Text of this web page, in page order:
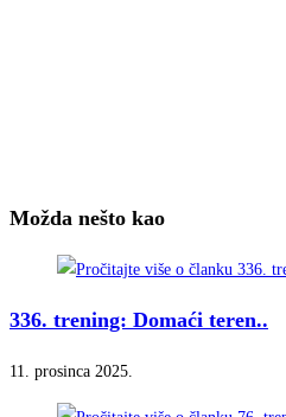
Možda nešto kao
336. trening: Domaći teren..
11. prosinca 2025.